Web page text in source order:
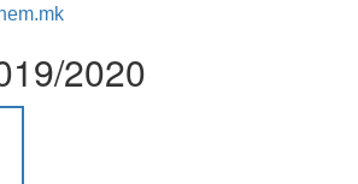
2020